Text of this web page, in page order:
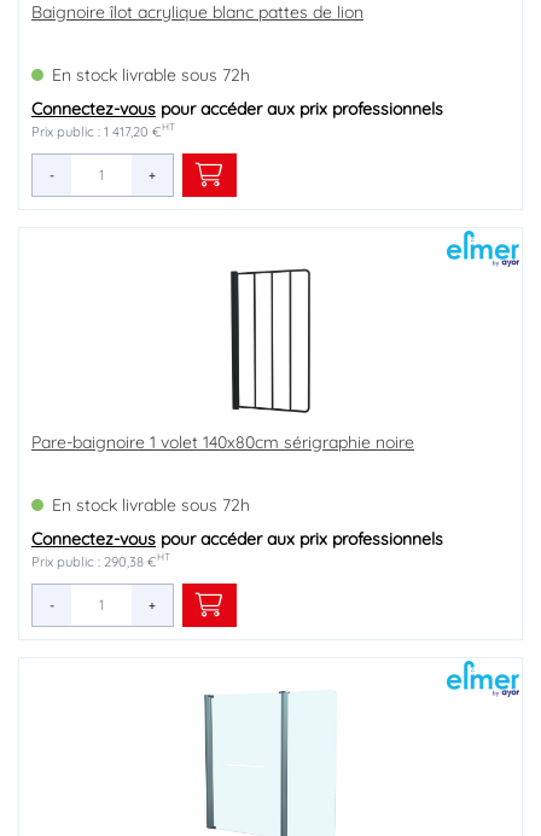
Baignoire îlot acrylique blanc pattes de lion
En stock livrable sous 72h
Connectez-vous pour accéder aux prix professionnels
Prix public : 1 417,20 €HT
- +
Pare-baignoire 1 volet 140x80cm sérigraphie noire
En stock livrable sous 72h
Connectez-vous pour accéder aux prix professionnels
Prix public : 290,38 €HT
- +